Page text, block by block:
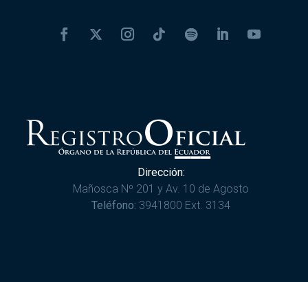
Dirección:
Mañosca Nº 201 y Av. 10 de Agosto
Teléfono: 3941800 Ext. 3134